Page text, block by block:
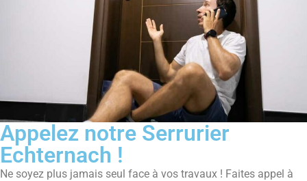
Appelez notre Serrurier
Echternach !
Ne soyez plus jamais seul face à vos travaux ! Faites appel à